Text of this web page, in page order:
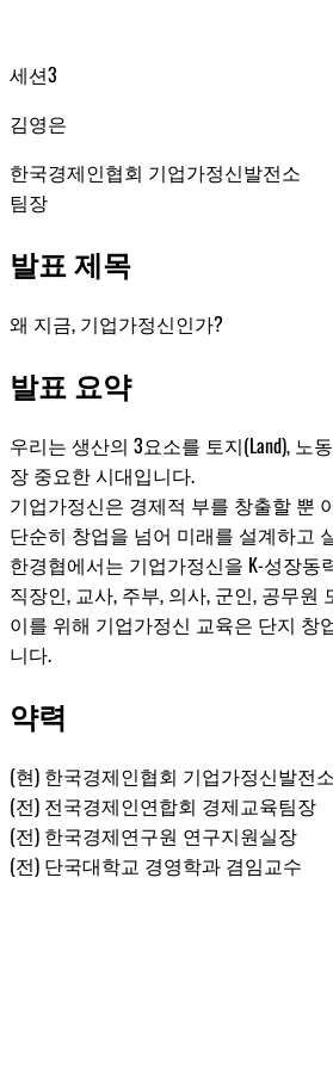
세션3
김영은
한국경제인협회 기업가정신발전소
팀장
발표 제목
왜 지금, 기업가정신인가?
발표 요약
우리는 생산의 3요소를 토지(Land), 노
장 중요한 시대입니다.
기업가정신은 경제적 부를 창출할 뿐
단순히 창업을 넘어 미래를 설계하고
한경협에서는 기업가정신을 K-성장
직장인, 교사, 주부, 의사, 군인, 공무
이를 위해 기업가정신 교육은 단지 창
니다.
약력
(현) 한국경제인협회 기업가정신발전
(전) 전국경제인연합회 경제교육팀장
(전) 한국경제연구원 연구지원실장
(전) 단국대학교 경영학과 겸임교수